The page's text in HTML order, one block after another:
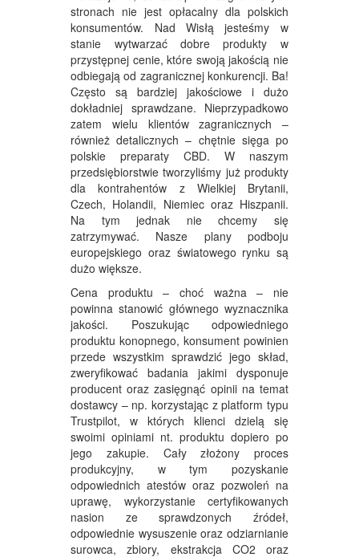
stronach nie jest opłacalny dla polskich
konsumentów. Nad Wisłą jesteśmy w
stanie wytwarzać dobre produkty w
przystępnej cenie, które swoją jakością nie
odbiegają od zagranicznej konkurencji. Ba!
Często są bardziej jakościowe i dużo
dokładniej sprawdzane. Nieprzypadkowo
zatem wielu klientów zagranicznych –
również detalicznych – chętnie sięga po
polskie preparaty CBD. W naszym
przedsiębiorstwie tworzyliśmy już produkty
dla kontrahentów z Wielkiej Brytanii,
Czech, Holandii, Niemiec oraz Hiszpanii.
Na tym jednak nie chcemy się
zatrzymywać. Nasze plany podboju
europejskiego oraz światowego rynku są
dużo większe.
Cena produktu – choć ważna – nie
powinna stanowić głównego wyznacznika
jakości. Poszukując odpowiedniego
produktu konopnego, konsument powinien
przede wszystkim sprawdzić jego skład,
zweryfikować badania jakimi dysponuje
producent oraz zasięgnąć opinii na temat
dostawcy – np. korzystając z platform typu
Trustpilot, w których klienci dzielą się
swoimi opiniami nt. produktu dopiero po
jego zakupie. Cały złożony proces
produkcyjny, w tym pozyskanie
odpowiednich atestów oraz pozwoleń na
uprawę, wykorzystanie certyfikowanych
nasion ze sprawdzonych źródeł,
odpowiednie wysuszenie oraz odziarnianie
surowca, zbiory, ekstrakcja CO2 oraz